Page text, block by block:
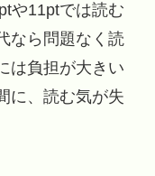
や11ptでは読む
なら問題なく読
は負担が大きい
に、読む気が失